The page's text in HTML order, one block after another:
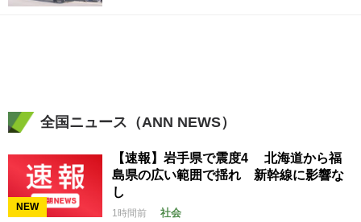
全国ニュース（ANN NEWS）
NEW
【速報】岩手県で震度4 北海道から福
島県の広い範囲で揺れ 新幹線に影響な
し
1時間前 社会